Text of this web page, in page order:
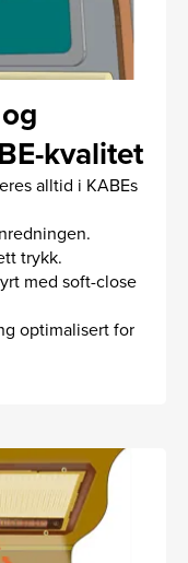
kvalitet
alltid i KABEs
trykk.
med soft-close
optimalisert for